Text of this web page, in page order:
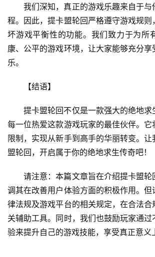
我们深知，真正的游戏乐趣来自于
程。因此，提卡盟轮回严格遵守游戏规则
坏游戏平衡性的功能。我们致力于为所
康、公平的游戏环境，让大家能够充分
乐。
【结语】
提卡盟轮回不仅是一款强大的绝地求
每一位热爱这款游戏玩家的最佳伙伴。
限制，实现从新手到高手的华丽转变。
盟轮回，开启属于你的绝地求生传奇吧！
请注意：本篇文章旨在介绍提卡盟轮
调其在改善用户体验方面的积极作用。但
律法规及游戏平台的相关规定，在合法合
关辅助工具。同时，我们也鼓励玩家通
验来提升自己的游戏技能，享受真正意义